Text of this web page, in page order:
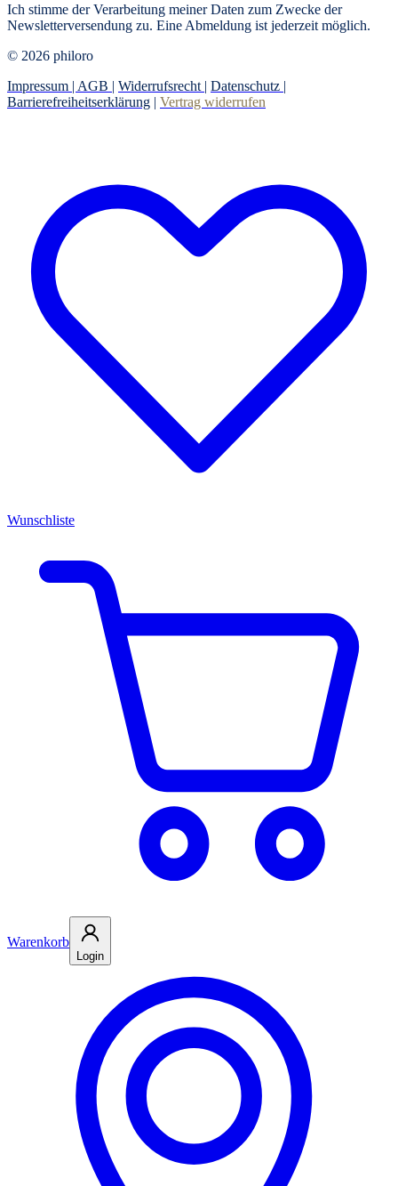
Ich stimme der Verarbeitung meiner Daten zum Zwecke der
Newsletterversendung zu. Eine Abmeldung ist jederzeit möglich.
© 2026 philoro
Impressum | AGB | Widerrufsrecht | Datenschutz |
Barrierefreiheitserklärung | Vertrag widerrufen
Wunschliste
Warenkorb
Login